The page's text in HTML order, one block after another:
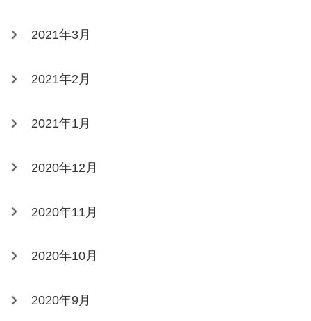
2021年3月
2021年2月
2021年1月
2020年12月
2020年11月
2020年10月
2020年9月